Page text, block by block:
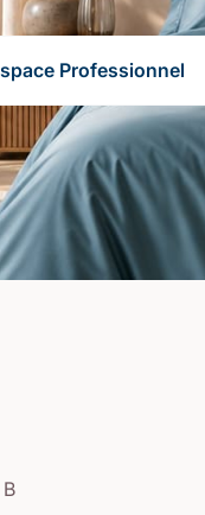
Professionnel